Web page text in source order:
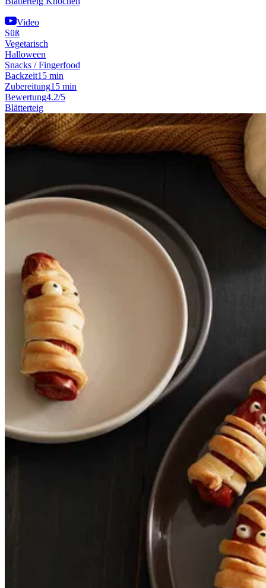
Video
Süß
Vegetarisch
Halloween
Snacks / Fingerfood
Backzeit15 min
Zubereitung15 min
Bewertung4.2/5
Blätterteig